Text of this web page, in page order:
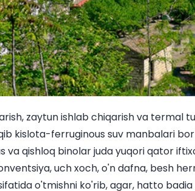
zaytun ishlab chiqarish va termal
kislota-ferruginous suv manbalari
va qishloq binolar juda yuqori qator
uch xoch, o'n dafna, besh
o'tmishni ko'rib, agar, hatto badia